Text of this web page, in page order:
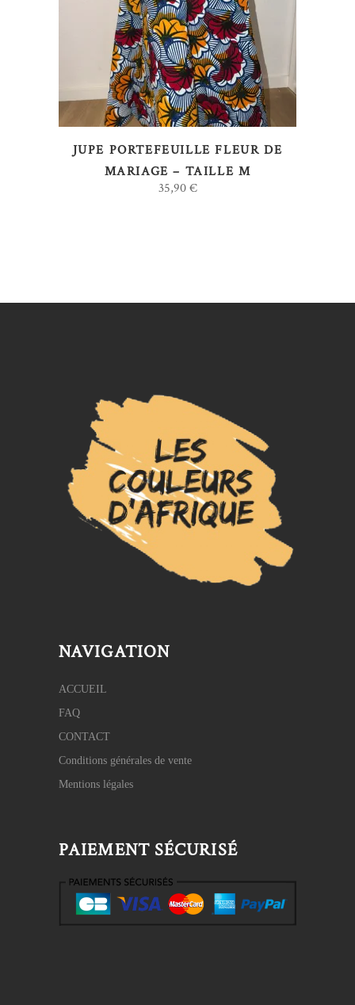
LIRE LA SUITE
JUPE PORTEFEUILLE FLEUR DE
MARIAGE – TAILLE M
35,90€
NAVIGATION
ACCUEIL
FAQ
CONTACT
Conditions générales de vente
Mentions légales
PAIEMENT SÉCURISÉ